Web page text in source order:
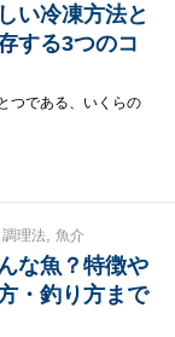
い冷凍方法と
する3つのコ
つである、いくらの
調理法, 魚介
な魚？特徴や
・釣り方まで